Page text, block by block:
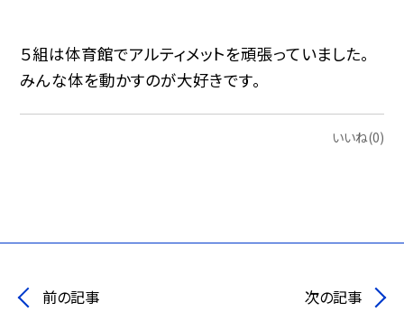
５組は体育館でアルティメットを頑張っていました。
みんな体を動かすのが大好きです。
いいね(0)
前の記事 次の記事